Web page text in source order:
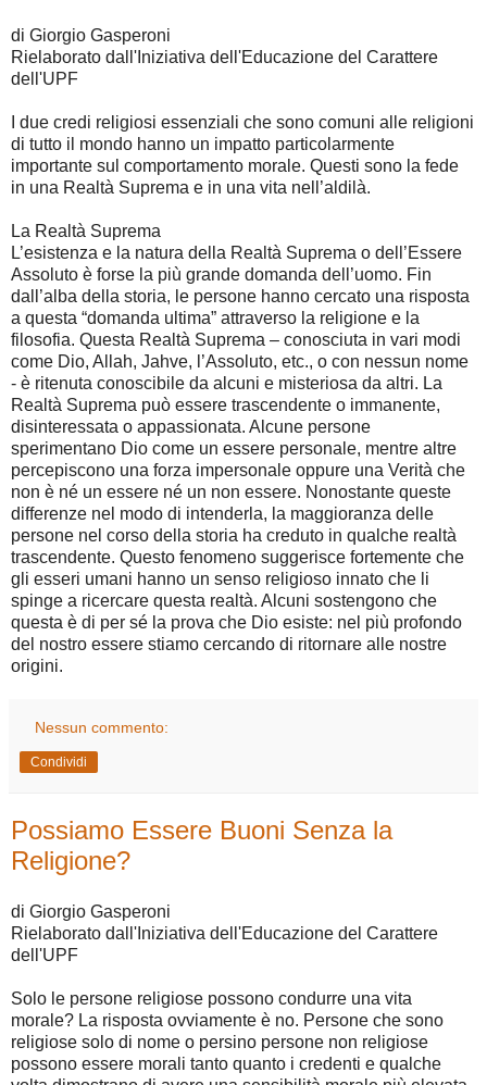
di Giorgio Gasperoni
Rielaborato dall'Iniziativa dell'Educazione del Carattere
dell'UPF
I due credi religiosi essenziali che sono comuni alle religioni
di tutto il mondo hanno un impatto particolarmente
importante sul comportamento morale. Questi sono la fede
in una Realtà Suprema e in una vita nell’aldilà.
La Realtà Suprema
L’esistenza e la natura della Realtà Suprema o dell’Essere
Assoluto è forse la più grande domanda dell’uomo. Fin
dall’alba della storia, le persone hanno cercato una risposta
a questa “domanda ultima” attraverso la religione e la
filosofia. Questa Realtà Suprema – conosciuta in vari modi
come Dio, Allah, Jahve, l’Assoluto, etc., o con nessun nome
- è ritenuta conoscibile da alcuni e misteriosa da altri. La
Realtà Suprema può essere trascendente o immanente,
disinteressata o appassionata. Alcune persone
sperimentano Dio come un essere personale, mentre altre
percepiscono una forza impersonale oppure una Verità che
non è né un essere né un non essere. Nonostante queste
differenze nel modo di intenderla, la maggioranza delle
persone nel corso della storia ha creduto in qualche realtà
trascendente. Questo fenomeno suggerisce fortemente che
gli esseri umani hanno un senso religioso innato che li
spinge a ricercare questa realtà. Alcuni sostengono che
questa è di per sé la prova che Dio esiste: nel più profondo
del nostro essere stiamo cercando di ritornare alle nostre
origini.
Nessun commento:
Condividi
Possiamo Essere Buoni Senza la
Religione?
di Giorgio Gasperoni
Rielaborato dall'Iniziativa dell'Educazione del Carattere
dell'UPF
Solo le persone religiose possono condurre una vita
morale? La risposta ovviamente è no. Persone che sono
religiose solo di nome o persino persone non religiose
possono essere morali tanto quanto i credenti e qualche